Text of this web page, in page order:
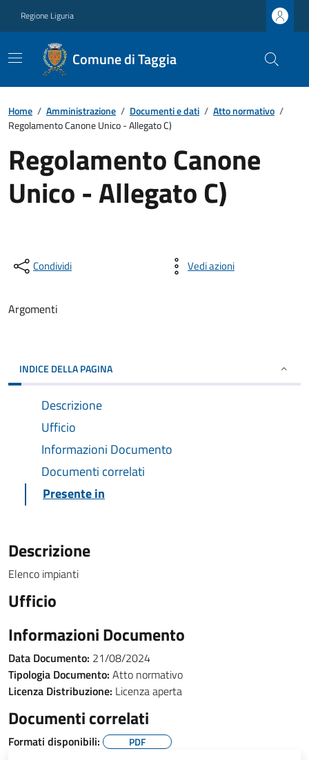
Regione Liguria
Comune di Taggia
Home / Amministrazione / Documenti e dati / Atto normativo /
Regolamento Canone Unico - Allegato C)
Regolamento Canone
Unico - Allegato C)
Condividi Vedi azioni
Argomenti
INDICE DELLA PAGINA
Descrizione
Ufficio
Informazioni Documento
Documenti correlati
Presente in
Descrizione
Elenco impianti
Ufficio
Informazioni Documento
Data Documento: 21/08/2024
Tipologia Documento: Atto normativo
Licenza Distribuzione: Licenza aperta
Documenti correlati
Formati disponibili: PDF